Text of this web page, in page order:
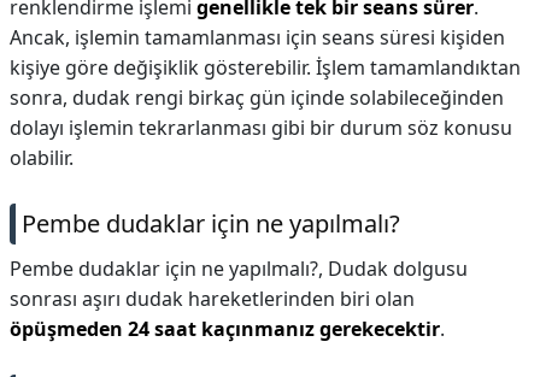
renklendirme işlemi genellikle tek bir seans sürer.
Ancak, işlemin tamamlanması için seans süresi kişiden
kişiye göre değişiklik gösterebilir. İşlem tamamlandıktan
sonra, dudak rengi birkaç gün içinde solabileceğinden
dolayı işlemin tekrarlanması gibi bir durum söz konusu
olabilir.
Pembe dudaklar için ne yapılmalı?
Pembe dudaklar için ne yapılmalı?, Dudak dolgusu
sonrası aşırı dudak hareketlerinden biri olan
öpüşmeden 24 saat kaçınmanız gerekecektir.